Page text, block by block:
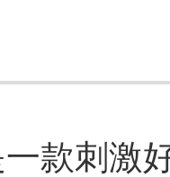
款刺激